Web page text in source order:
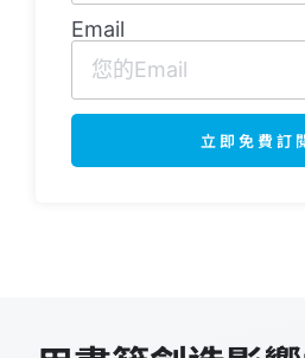
Email
立即免費訂